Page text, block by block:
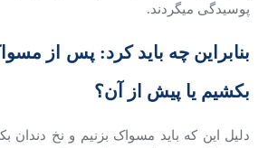
پوسیدگی میگردند.
بنابراین چه باید کرد: پس از
بکشیم یا پیش از آن؟
دلیل این که باید مسواک بزنیم و نخ دندان